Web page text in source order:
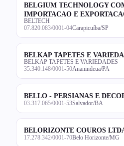
BELGIUM TECHNOLOGY
IMPORTACAO E
BELTECH
07.820.083/0001-04Carapicuíba/SP
BELKAP TAPETES E
BELKAP TAPETES E VARIEDADES
35.340.148/0001-50Ananindeua/PA
BELLO - PERSIANAS E
03.317.065/0001-53Salvador/BA
BELORIZONTE COUROS
17.278.342/0001-70Belo Horizonte/MG